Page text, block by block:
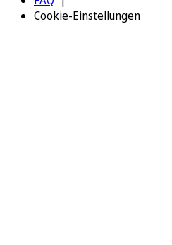
Cookie-Einstellungen